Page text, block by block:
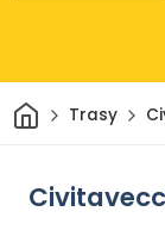
DomTrasy